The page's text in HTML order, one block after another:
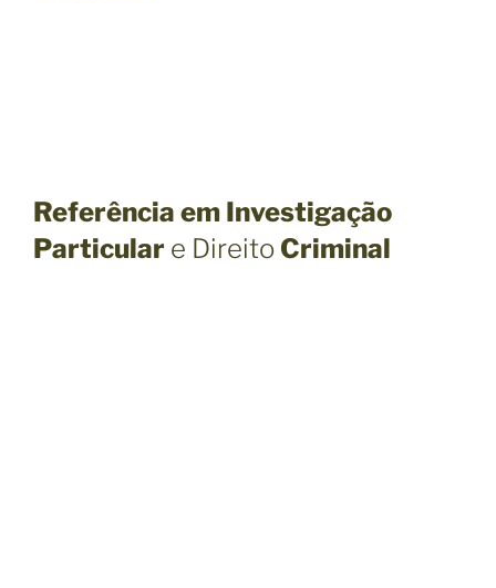
Referência em Investigação
Particular e Direito Criminal